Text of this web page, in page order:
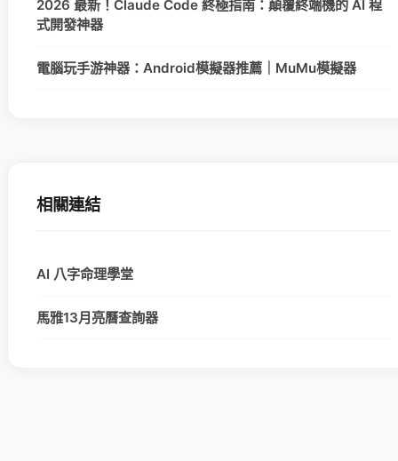
2026 最新！Claude Code 終極指南：顛覆終端機的 AI 程
式開發神器
電腦玩手游神器：Android模擬器推薦｜MuMu模擬器
相關連結
AI 八字命理學堂
馬雅13月亮曆查詢器